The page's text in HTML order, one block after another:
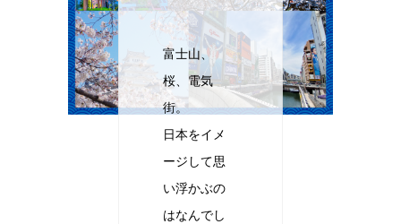
富士山、
桜、電気
街。
日本をイメ
ージして思
い浮かぶの
はなんでし